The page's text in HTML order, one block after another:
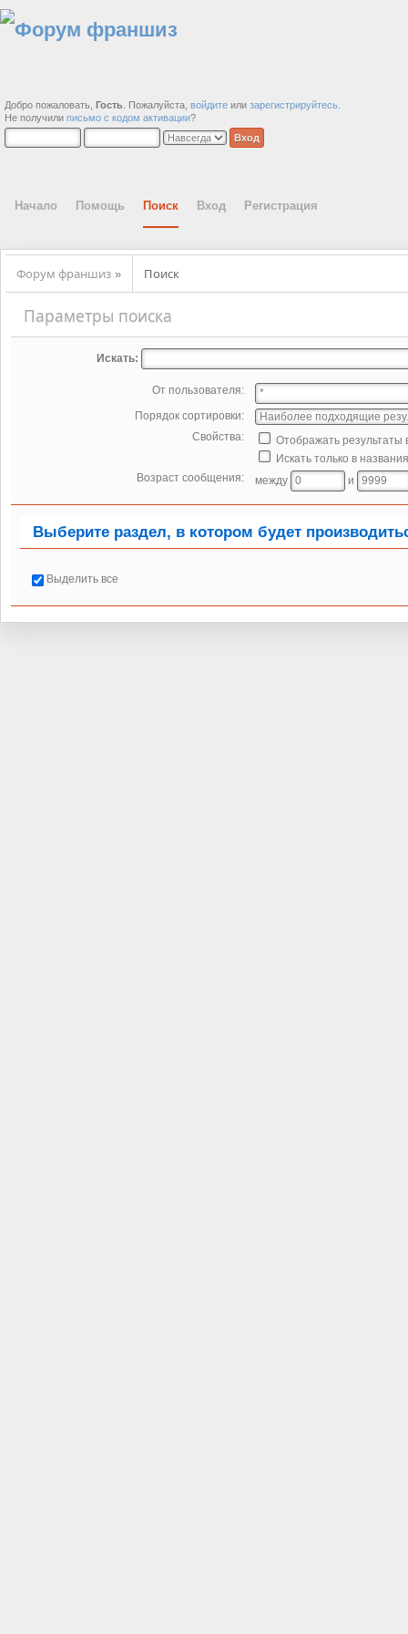
Добро пожаловать, Гость . Пожалуйста, войдите или зарегистрируйтесь
Не получили письмо с кодом активации?
Начало Помощь Поиск Вход Регистрация
Форум франшиз » Поиск
Параметры поиска
Искать:
От пользователя:
Порядок сортировки:
Свойства:
Отображать результаты
Искать только в
Возраст сообщения:
между и
Выберите раздел, в котором будет
Выделить все